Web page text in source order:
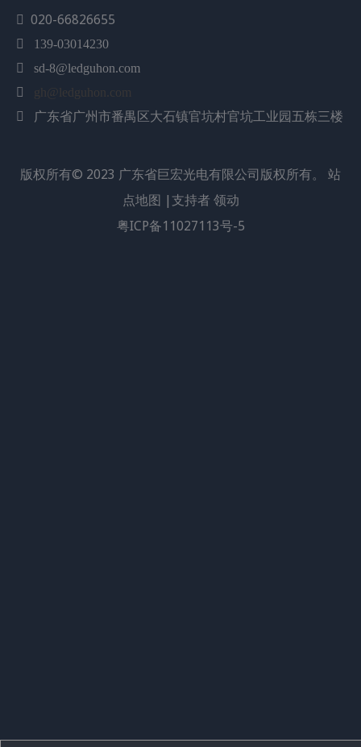
 020-66826655

139-03014230
 sd-8@ledguhon.com
 gh@ledguhon.com

广东省广州市番禺区大石镇官坑村官坑工业园五栋三楼
版权所有© 2023 广东省巨宏光电有限公司版权所有。 站
点地图 |支持者 领动
粤ICP备11027113号-5